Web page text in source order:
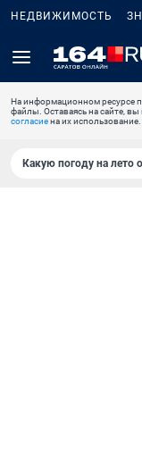
НЕДВИЖИМОСТЬ
На информационном ресурсе
файлы. Оставаясь на сайте,
согласиена их использование.
Какую погоду на лето